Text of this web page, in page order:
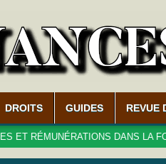
DROITS GUIDES REVUE
DANS LA